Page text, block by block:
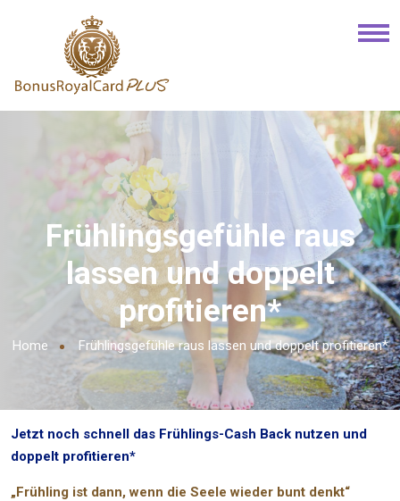
Frühlingsgefühle raus
lassen und doppelt
profitieren*
Home Frühlingsgefühle raus lassen und doppelt profitieren*
Jetzt noch schnell das Frühlings-Cash Back nutzen und
doppelt profitieren*
„Frühling ist dann, wenn die Seele wieder bunt denkt“